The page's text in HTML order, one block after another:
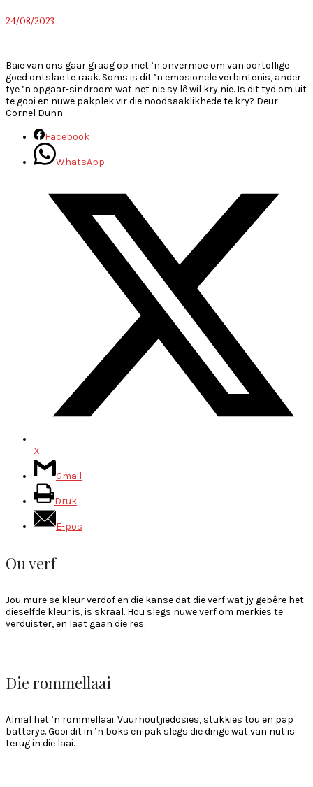
24/08/2023
Baie van ons gaar graag op met ’n onvermoë om van oortollige
goed ontslae te raak. Soms is dit ’n emosionele verbintenis, ander
tye ’n opgaar-sindroom wat net nie sy lê wil kry nie. Is dit tyd om uit
te gooi en nuwe pakplek vir die noodsaaklikhede te kry? Deur
Cornel Dunn
Facebook
WhatsApp
X
Gmail
Druk
E-pos
Ou verf
Jou mure se kleur verdof en die kanse dat die verf wat jy gebêre het
dieselfde kleur is, is skraal. Hou slegs nuwe verf om merkies te
verduister, en laat gaan die res.
Die rommellaai
Almal het ’n rommellaai. Vuurhoutjiedosies, stukkies tou en pap
batterye. Gooi dit in ’n boks en pak slegs die dinge wat van nut is
terug in die laai.